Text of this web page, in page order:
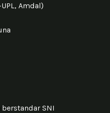
Amdal)
SNI